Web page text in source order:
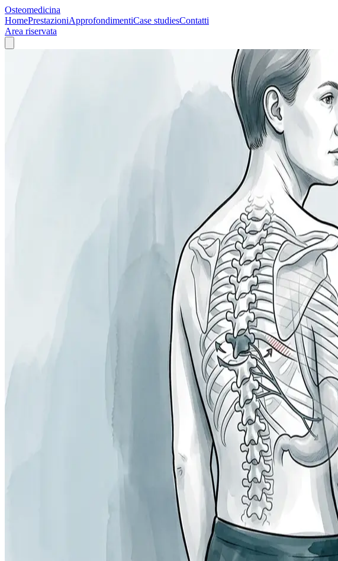
Osteomedicina
HomePrestazioniApprofondimentiCase studiesContatti
Area riservata